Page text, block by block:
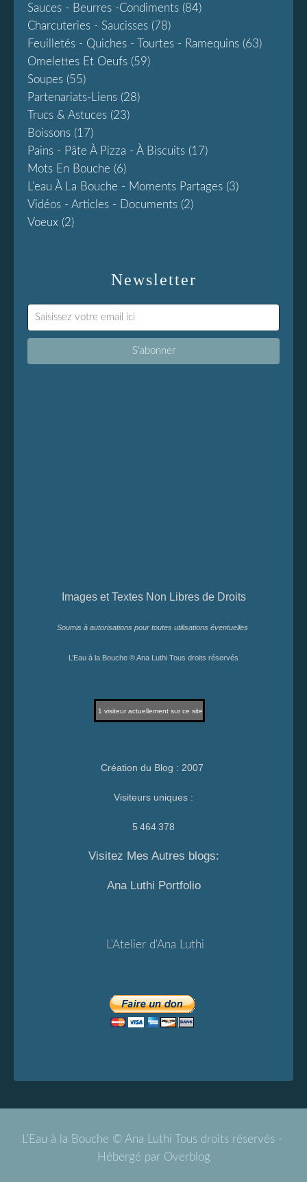
Newsletter
Sauces - Beurres -condiments (84)
Charcuteries - Saucisses (78)
Feuilletés - Quiches - Tourtes - Ramequins (63)
Omelettes Et Oeufs (59)
Soupes (55)
Partenariats-Liens (28)
Trucs & Astuces (23)
Boissons (17)
Pains - Pâte À Pizza - À Biscuits (17)
Mots En Bouche (6)
L'eau À La Bouche - Moments Partages (3)
Vidéos - Articles - Documents (2)
Voeux (2)
Images et Textes Non Libres de Droits
Soumis à autorisations pour toutes utilisations éventuelles
L’Eau à la Bouche © Ana Luthi Tous droits réservés
1 visiteur actuellement sur ce site
Création du Blog : 2007
Visiteurs uniques :
5 464 378
Visitez Mes Autres blogs:
Ana Luthi Portfolio
L'Atelier d'Ana Luthi
L'Eau à la Bouche © Ana Luthi Tous droits réservés -
Hébergé par Overblog